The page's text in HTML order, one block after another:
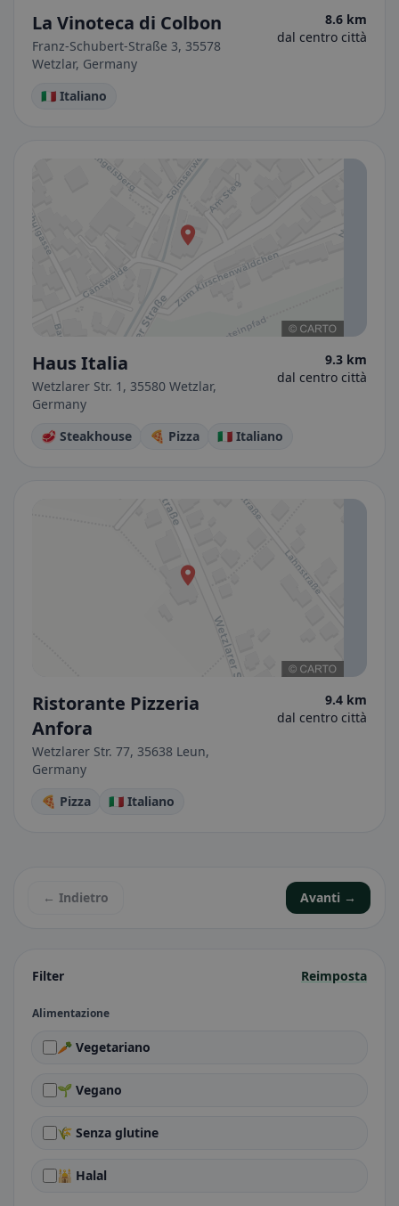
Filter Reimposta
Alimentazione
🥕 Vegetariano
🌱 Vegano
🌾 Senza glutine
🕌 Halal
La Vinoteca di Colbon
Franz-Schubert-Straße 3, 35578
Wetzlar, Germany
8.6 km
dal centro città
🇮🇹 Italiano
Haus Italia
Wetzlarer Str. 1, 35580 Wetzlar,
Germany
9.3 km
dal centro città
🥩 Steakhouse 🍕 Pizza 🇮🇹 Italiano
Ristorante Pizzeria
Anfora
Wetzlarer Str. 77, 35638 Leun,
Germany
9.4 km
dal centro città
🍕 Pizza 🇮🇹 Italiano
← Indietro Avanti →